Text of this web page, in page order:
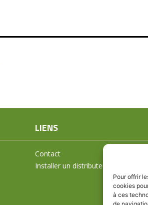
Pour offrir
cookies
à ces
LIENS
Contact
Installer un distributeur